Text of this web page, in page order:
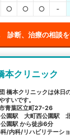
○ ○ ○ -
診断、治療の相談
本クリニック
橋本クリニックは休日
すいです。
青葉区立町27-26
公園駅 大町西公園駅
園駅 から徒歩6分
/内科/リハビリテーシ